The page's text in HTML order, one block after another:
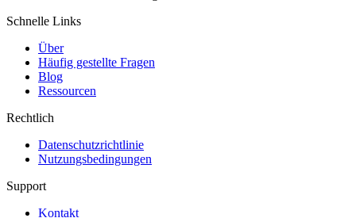
Schnelle Links
Über
Häufig gestellte Fragen
Blog
Ressourcen
Rechtlich
Datenschutzrichtlinie
Nutzungsbedingungen
Support
Kontakt